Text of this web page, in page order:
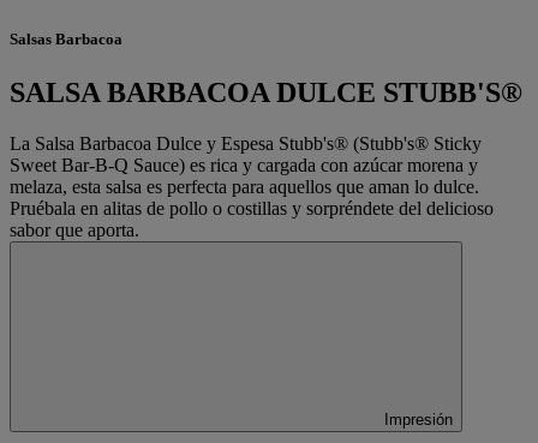
Salsas Barbacoa
SALSA BARBACOA DULCE STUBB'S®
La Salsa Barbacoa Dulce y Espesa Stubb's® (Stubb's® Sticky
Sweet Bar-B-Q Sauce) es rica y cargada con azúcar morena y
melaza, esta salsa es perfecta para aquellos que aman lo dulce.
Pruébala en alitas de pollo o costillas y sorpréndete del delicioso
sabor que aporta.
Impresión